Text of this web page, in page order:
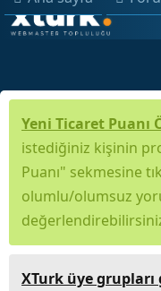
Yeni Ticaret Puanı
istediğiniz kişinin
Puanı" sekmesine
olumlu/olumsuz
XTurk üye